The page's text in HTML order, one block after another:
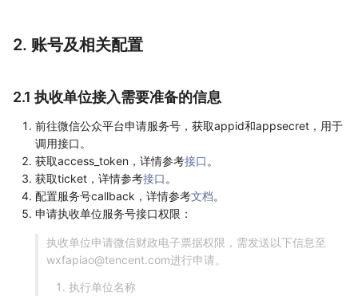
2. 账号及相关配置
2.1 执收单位接入需要准备的信息
前往微信公众平台申请服务号，获取appid和appsecret，用于
调用接口。
获取access_token，详情参考接口。
获取ticket，详情参考接口。
配置服务号callback，详情参考文档。
申请执收单位服务号接口权限：
执收单位申请微信财政电子票据权限，需发送以下信息至
wxfapiao@tencent.com进行申请。
执行单位名称